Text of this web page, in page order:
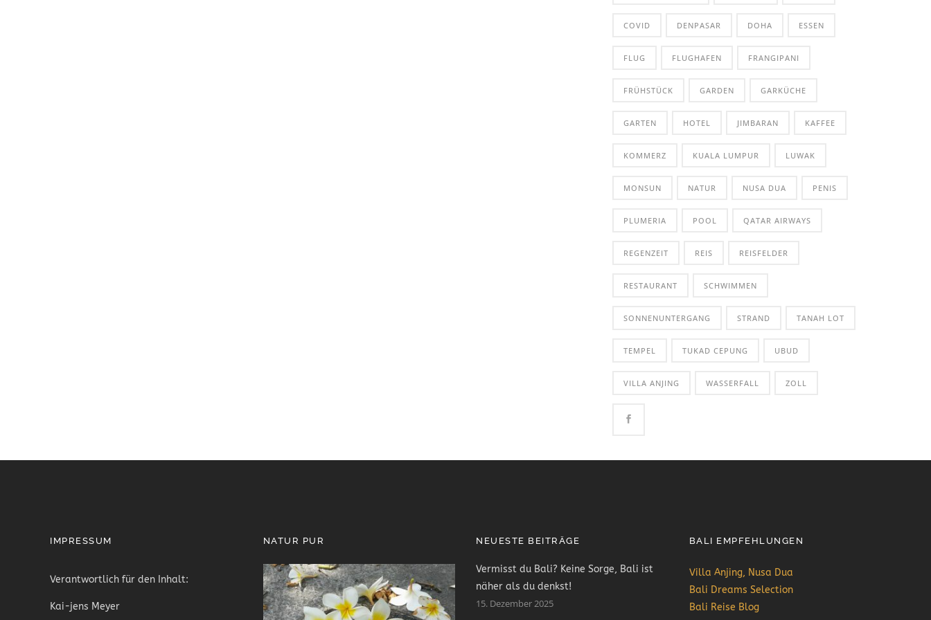
COVID DENPASAR DOHA ESSEN
FLUG FLUGHAFEN FRANGIPANI
FRÜHSTÜCK GARDEN GARKÜCHE
GARTEN HOTEL JIMBARAN KAFFEE
KOMMERZ KUALA LUMPUR LUWAK
MONSUN NATUR NUSA DUA PENIS
PLUMERIA POOL QATAR AIRWAYS
REGENZEIT REIS REISFELDER
RESTAURANT SCHWIMMEN
SONNENUNTERGANG STRAND TANAH LOT
TEMPEL TUKAD CEPUNG UBUD
VILLA ANJING WASSERFALL ZOLL
IMPRESSUM
Verantwortlich für den Inhalt:
Kai-jens Meyer
NATUR PUR NEUESTE BEITRÄGE
Vermisst du Bali? Keine Sorge, Bali ist
näher als du denkst!
15. Dezember 2025
BALI EMPFEHLUNGEN
Villa Anjing, Nusa Dua
Bali Dreams Selection
Bali Reise Blog